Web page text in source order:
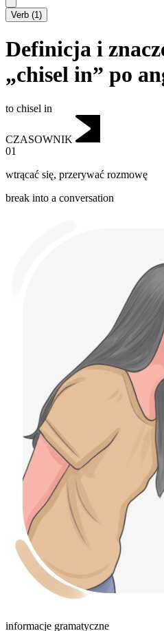
Verb (1)
Definicja i
„chisel in” po
to chisel in
CZASOWNIK
01
wtrącać się, przerywać rozmowę
break into a conversation
informacje gramatyczne